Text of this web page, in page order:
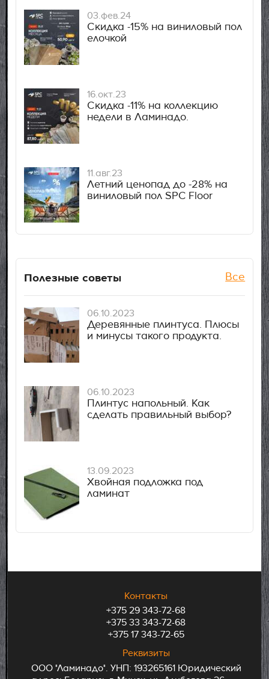
03.фев.24
Скидка -15% на виниловый пол
елочкой
16.окт.23
Скидка -11% на коллекцию
недели в Ламинадо.
11.авг.23
Летний ценопад до -28% на
виниловый пол SPC Floor
Полезные советы Все
06.10.2023
Деревянные плинтуса. Плюсы
и минусы такого продукта.
06.10.2023
Плинтус напольный. Как
сделать правильный выбор?
13.09.2023
Хвойная подложка под
ламинат
Контакты
+375 29 343-72-68
+375 33 343-72-68
+375 17 343-72-65
Реквизиты
ООО "Ламинадо". УНП: 193265161 Юридический